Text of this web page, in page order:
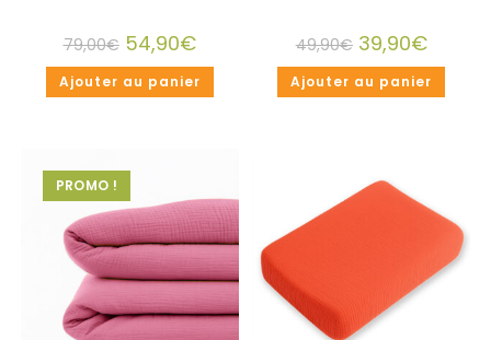
79,00€ 54,90€
Ajouter au panier
49,90€ 39,90€
Ajouter au panier
PROMO !